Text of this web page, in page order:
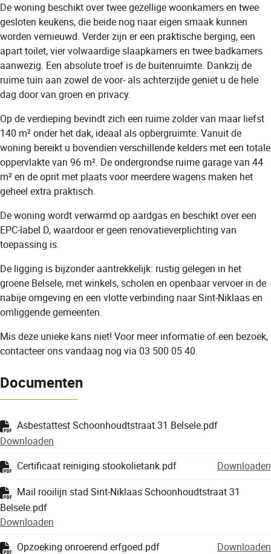
De woning beschikt over twee gezellige woonkamers en twee
gesloten keukens, die beide nog naar eigen smaak kunnen
worden vernieuwd. Verder zijn er een praktische berging, een
apart toilet, vier volwaardige slaapkamers en twee badkamers
aanwezig. Een absolute troef is de buitenruimte. Dankzij de
ruime tuin aan zowel de voor- als achterzijde geniet u de hele
dag door van groen en privacy.
Op de verdieping bevindt zich een ruime zolder van maar liefst
140 m² onder het dak, ideaal als opbergruimte. Vanuit de
woning bereikt u bovendien verschillende kelders met een totale
oppervlakte van 96 m². De ondergrondse ruime garage van 44
m² en de oprit met plaats voor meerdere wagens maken het
geheel extra praktisch.
De woning wordt verwarmd op aardgas en beschikt over een
EPC-label D, waardoor er geen renovatieverplichting van
toepassing is.
De ligging is bijzonder aantrekkelijk: rustig gelegen in het
groene Belsele, met winkels, scholen en openbaar vervoer in de
nabije omgeving en een vlotte verbinding naar Sint-Niklaas en
omliggende gemeenten.
Mis deze unieke kans niet! Voor meer informatie of een bezoek,
contacteer ons vandaag nog via 03 500 05 40.
Documenten
Asbestattest Schoonhoudtstraat 31 Belsele.pdf
Downloaden
Certificaat reiniging stookolietank.pdf
Downloaden
Mail rooilijn stad Sint-Niklaas Schoonhoudtstraat 31
Belsele.pdf
Downloaden
Opzoeking onroerend erfgoed.pdf
Downloaden